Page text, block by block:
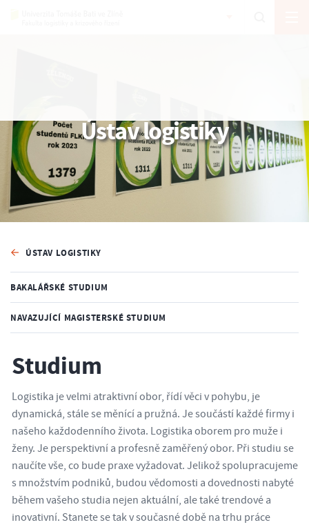
Ústav logistiky
ÚSTAV LOGISTIKY
BAKALÁŘSKÉ STUDIUM
NAVAZUJÍCÍ MAGISTERSKÉ STUDIUM
Studium
Logistika je velmi atraktivní obor, řídí věci v pohybu, je
dynamická, stále se měnící a pružná. Je součástí každé firmy i
našeho každodenního života. Logistika oborem pro muže i
ženy. Je perspektivní a profesně zaměřený obor. Při studiu se
naučíte vše, co bude praxe vyžadovat. Jelikož spolupracujeme
s množstvím podniků, budou vědomosti a dovednosti nabyté
během vašeho studia nejen aktuální, ale také trendové a
inovativní. Stanete se tak v současné době na trhu práce